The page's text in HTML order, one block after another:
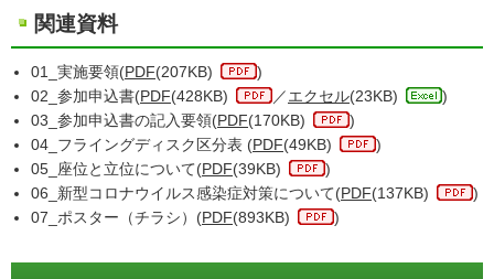
関連資料
01_実施要領(PDF(207KB)
)
02_参加申込書(PDF(428KB) ／エクセル(23KB)
)
03_参加申込書の記入要領(PDF(170KB)
)
04_フライングディスク区分表 (PDF(49KB)
)
05_座位と立位について(PDF(39KB)
)
06_新型コロナウイルス感染症対策について(PDF(137KB)
)
07_ポスター（チラシ）(PDF(893KB) )